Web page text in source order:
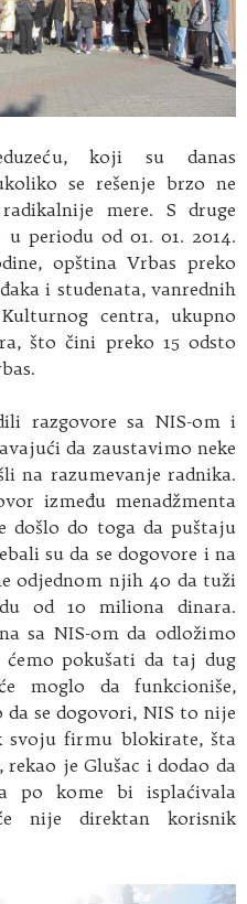
koji su danas
se rešenje brzo ne
mere. S druge
periodu od 01. 01. 2014.
opština Vrbas preko
i studenata, vanrednih
centra, ukupno
što čini preko 15 odsto
razgovore sa NIS-om i
da zaustavimo neke
na razumevanje radnika.
između menadžmenta
došlo do toga da puštaju
su da se dogovore i na
odjednom njih 40 da tuži
od 10 miliona dinara.
sa NIS-om da odložimo
ćemo pokušati da taj dug
moglo da funkcioniše,
se dogovori, NIS to nije
firmu blokirate, šta
je Glušac i dodao da
po kome bi isplaćivala
nije direktan korisnik